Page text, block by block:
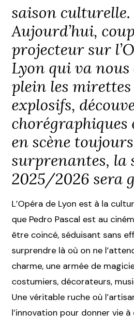
saison culturelle.
Aujourd’hui,
projecteur sur
Lyon qui va
plein les mirettes
explosifs,
chorégraphiques
en scène
surprenantes, la
2025/2026 sera
L’Opéra de Lyon est à la
que Pedro Pascal est au
être coincé, séduisant sans
surprendre là où on ne
charme, une armée de
costumiers, décorateurs,
Une véritable ruche où
l’innovation pour donner vie